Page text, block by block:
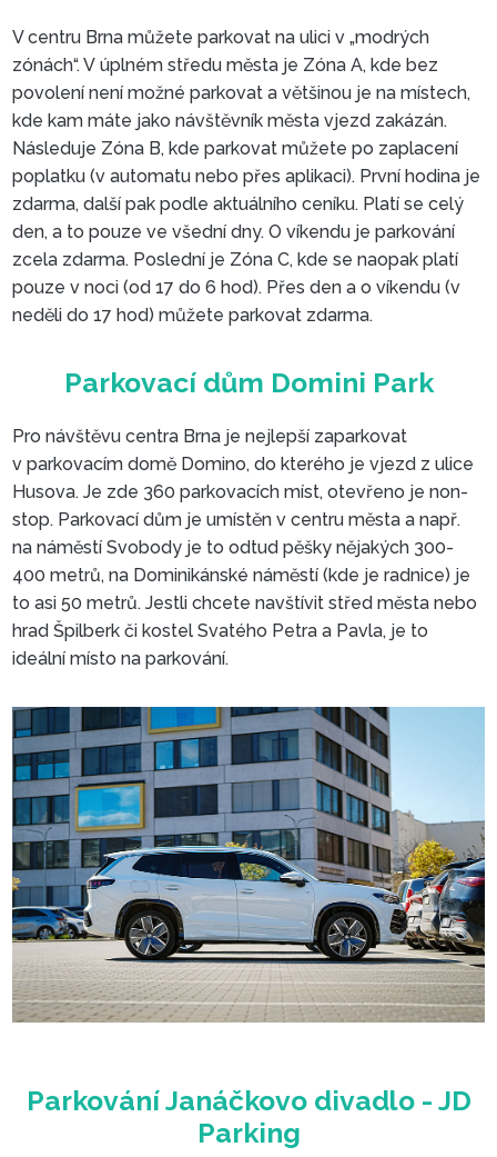
Parkování na ulici
V centru Brna můžete parkovat na ulici v „modrých
zónách“. V úplném středu města je Zóna A, kde bez
povolení není možné parkovat a většinou je na místech,
kde kam máte jako návštěvník města vjezd zakázán.
Následuje Zóna B, kde parkovat můžete po zaplacení
poplatku (v automatu nebo přes aplikaci). První hodina je
zdarma, další pak podle aktuálního ceníku. Platí se celý
den, a to pouze ve všední dny. O víkendu je parkování
zcela zdarma. Poslední je Zóna C, kde se naopak platí
pouze v noci (od 17 do 6 hod). Přes den a o víkendu (v
neděli do 17 hod) můžete parkovat zdarma.
Parkovací dům Domini
Pro návštěvu centra Brna je nejlepší zaparkovat
v parkovacím domě Domino, do kterého je vjezd z ulice
Husova. Je zde 360 parkovacích míst, otevřeno je non-
stop. Parkovací dům je umístěn v centru města a např.
na náměstí Svobody je to odtud pěšky nějakých 300-
400 metrů, na Dominikánské náměstí (kde je radnice) je
to asi 50 metrů. Jestli chcete navštívit střed města nebo
hrad Špilberk či kostel Svatého Petra a Pavla, je to
ideální místo na parkování.